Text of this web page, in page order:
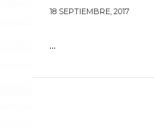
18 SEPTIEMBRE, 2017
...